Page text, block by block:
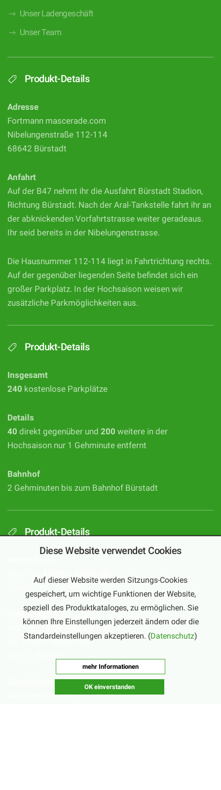
Unser Ladengeschäft
Unser Team
Produkt-Details
Adresse
Fortmann mascerade.com
Nibelungenstraße 112-114
68642 Bürstadt
Anfahrt
Auf der B47 nehmt ihr die Ausfahrt Bürstadt Stadion,
Richtung Bürstadt. Nach der Aral-Tankstelle fahrt ihr an
der abknickenden Vorfahrtstrasse weiter geradeaus.
Ihr seid bereits in der Nibelungenstrasse.
Die Hausnummer 112-114 liegt in Fahrtrichtung rechts.
Auf der gegenüber liegenden Seite befindet sich ein
großer Parkplatz. In der Hochsaison weisen wir
zusätzliche Parkmöglichkeiten aus.
Produkt-Details
Insgesamt
240 kostenlose Parkplätze
Details
40 direkt gegenüber und 200 weitere in der
Hochsaison nur 1 Gehminute entfernt
Bahnhof
2 Gehminuten bis zum Bahnhof Bürstadt
Produkt-Details
Nebensaison
Mo – Fr:
16:00 – 20:00 Uhr
10:00 – 20:00 Uhr
Geschlossen
Nachsaisonpause:
Diese Website verwendet Cookies
Auf dieser Website werden Sitzungs-Cookies
gespeichert, um wichtige Funktionen der Website,
speziell des Produktkataloges, zu ermöglichen. Sie
können Ihre Einstellungen jederzeit ändern oder die
Standardeinstellungen akzeptieren. (Datenschutz)
mehr Informationen
OK einverstanden